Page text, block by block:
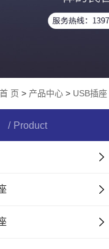
首 页 > 产品中心 > USB插座
Product